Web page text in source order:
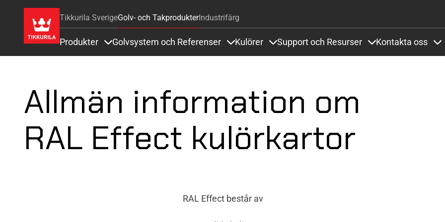
Tikkurila SverigeGolv- och TakprodukterIndustrifärg
Produkter Golvsystem och Referenser Kulörer Support och Resurser Kontakta oss
Allmän information om
RAL Effect kulörkartor
RAL Effect består av